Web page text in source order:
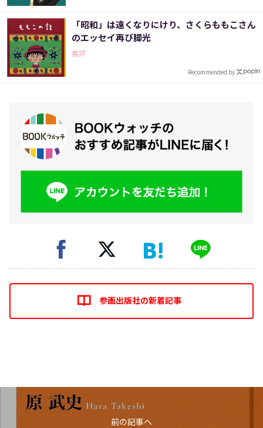
「昭和」は遠くなりにけり、さくらももこさん
のエッセイ再び脚光
書評
Recommended by
参画出版社の新着記事
前の記事へ